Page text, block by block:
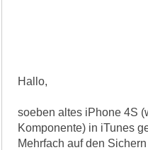
Hallo,
soeben altes iPhone 4S
Komponente) in iTunes
Mehrfach auf den